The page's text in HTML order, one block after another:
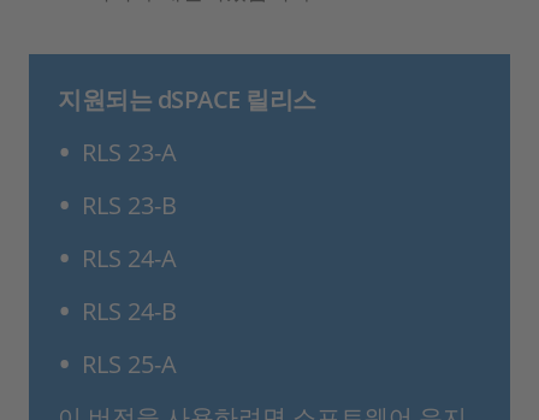
지원되는 dSPACE 릴리스
RLS 23-A
RLS 23-B
RLS 24-A
RLS 24-B
RLS 25-A